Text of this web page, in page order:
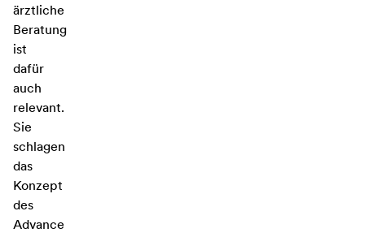
ärztliche
Beratung
ist
dafür
auch
relevant.
Sie
schlagen
das
Konzept
des
Advance